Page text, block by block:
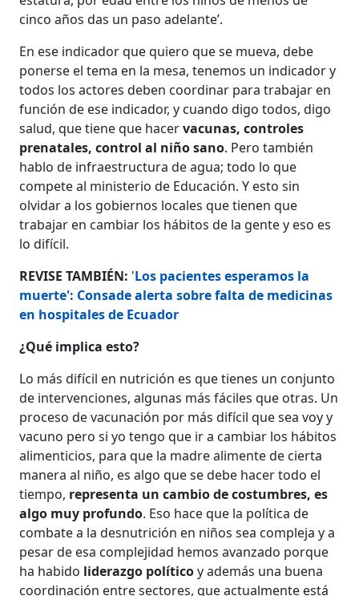
cinco años das un paso adelante’.
En ese indicador que quiero que se mueva, debe
ponerse el tema en la mesa, tenemos un indicador y
todos los actores deben coordinar para trabajar en
función de ese indicador, y cuando digo todos, digo
salud, que tiene que hacervacunas, controles
prenatales, control al niño sano. Pero también
hablo de infraestructura de agua; todo lo que
compete al ministerio de Educación. Y esto sin
olvidar a los gobiernos locales que tienen que
trabajar en cambiar los hábitos de la gente y eso es
lo difícil.
REVISE TAMBIÉN: 'Los pacientes esperamos la
muerte': Consade alerta sobre falta de medicinas
en hospitales de Ecuador
¿Qué implica esto?
Lo más difícil en nutrición es que tienes un conjunto
de intervenciones, algunas más fáciles que otras. Un
proceso de vacunación por más difícil que sea voy y
vacuno pero si yo tengo que ir a cambiar los hábitos
alimenticios, para que la madre alimente de cierta
manera al niño, es algo que se debe hacer todo el
tiempo, representa un cambio de costumbres, es
algo muy profundo. Eso hace que la política de
combate a la desnutrición en niños sea compleja y a
pesar de esa complejidad hemos avanzado porque
ha habido liderazgo políticoy además una buena
coordinación entre sectores, que actualmente está